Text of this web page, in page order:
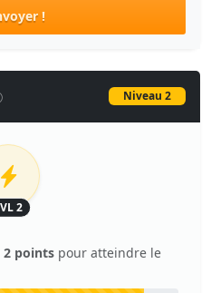
!
Niveau 2
2
2 points pour atteindre le